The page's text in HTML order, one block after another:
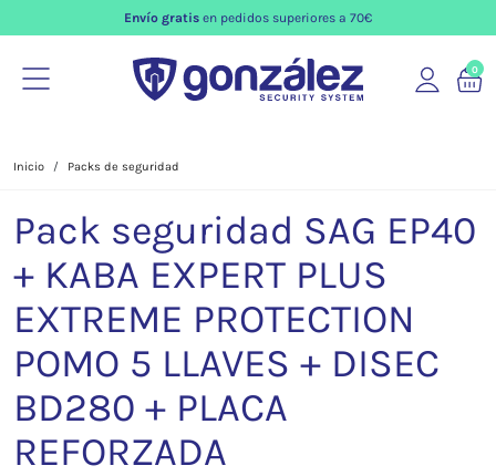
Envío gratis en pedidos superiores a 70€
0
Inicio Packs de seguridad
Pack seguridad SAG EP40
+ KABA EXPERT PLUS
EXTREME PROTECTION
POMO 5 LLAVES + DISEC
BD280 + PLACA
REFORZADA